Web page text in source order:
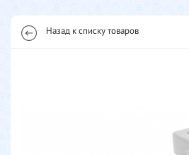
Назад к списку товаров